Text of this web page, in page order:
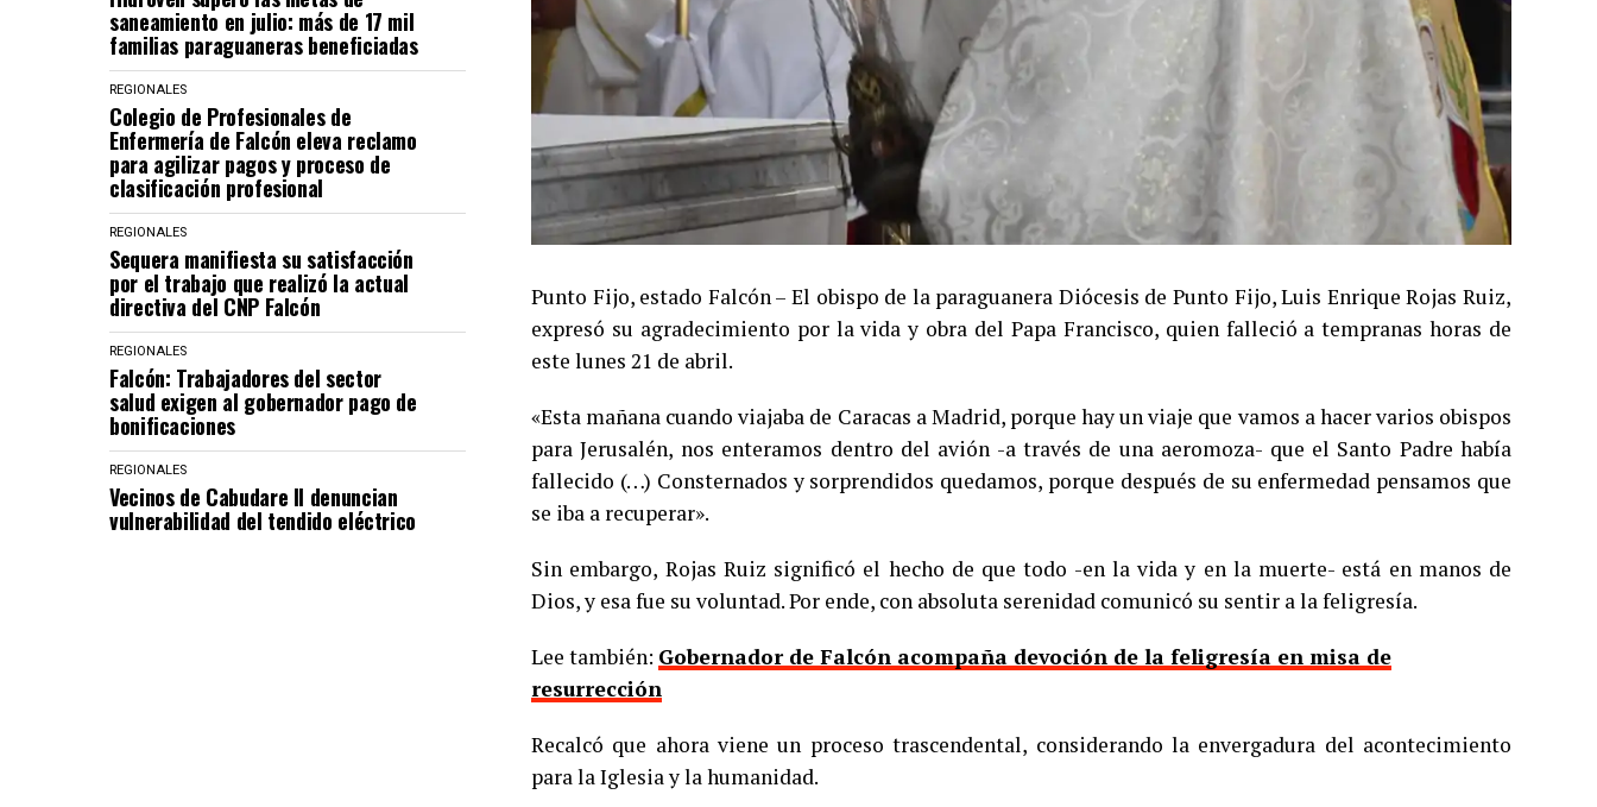
saneamiento en julio: más de 17 mil
familias paraguaneras beneficiadas
REGIONALES
Colegio de Profesionales de
Enfermería de Falcón eleva reclamo
para agilizar pagos y proceso de
clasificación profesional
REGIONALES
Sequera manifiesta su satisfacción
por el trabajo que realizó la actual
directiva del CNP Falcón
REGIONALES
Falcón: Trabajadores del sector
salud exigen al gobernador pago de
bonificaciones
REGIONALES
Vecinos de Cabudare II denuncian
vulnerabilidad del tendido eléctrico
Punto Fijo, estado Falcón – El obispo de la paraguanera Diócesis de Punto Fijo, Luis Enrique Rojas Ruiz,
expresó su agradecimiento por la vida y obra del Papa Francisco, quien falleció a tempranas horas de
este lunes 21 de abril.
«Esta mañana cuando viajaba de Caracas a Madrid, porque hay un viaje que vamos a hacer varios obispos
para Jerusalén, nos enteramos dentro del avión -a través de una aeromoza- que el Santo Padre había
fallecido (…) Consternados y sorprendidos quedamos, porque después de su enfermedad pensamos que
se iba a recuperar».
Sin embargo, Rojas Ruiz significó el hecho de que todo -en la vida y en la muerte- está en manos de
Dios, y esa fue su voluntad. Por ende, con absoluta serenidad comunicó su sentir a la feligresía.
Lee también: Gobernador de Falcón acompaña devoción de la feligresía en misa de
resurrección
Recalcó que ahora viene un proceso trascendental, considerando la envergadura del acontecimiento
para la Iglesia y la humanidad.